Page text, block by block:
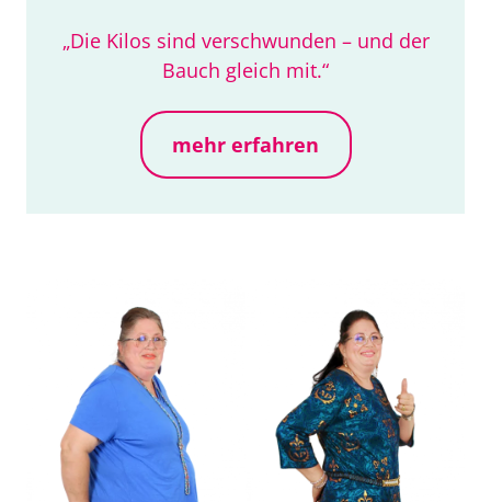
„Die Kilos sind verschwunden – und der
Bauch gleich mit.“
mehr erfahren